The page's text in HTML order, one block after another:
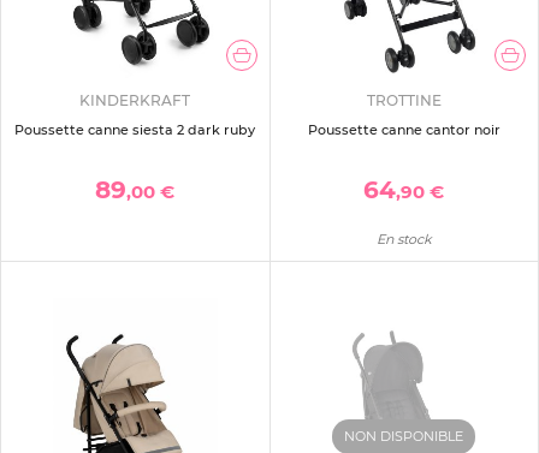
KINDERKRAFT
Poussette canne siesta 2 dark ruby
89,00 €
TROTTINE
Poussette canne cantor noir
64,90 €
En stock
NON DISPONIBLE